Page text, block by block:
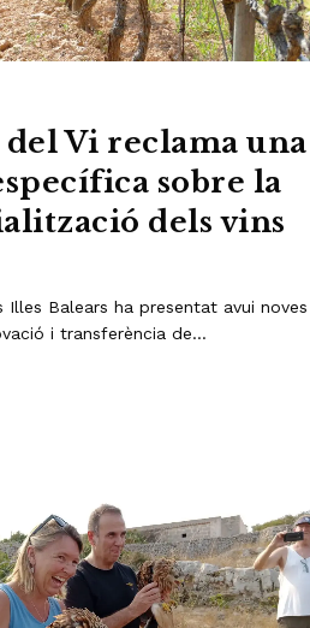
del Vi reclama una
sobre la
dels vins
Illes Balears ha presentat avui noves
i transferència de…